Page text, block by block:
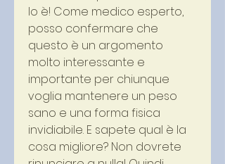
lo è! Come medico esperto,
posso confermare che
questo è un argomento
molto interessante e
importante per chiunque
voglia mantenere un peso
sano e una forma fisica
invidiabile. E sapete qual è la
cosa migliore? Non dovrete